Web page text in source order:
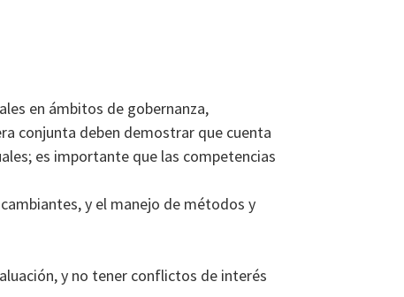
en ámbitos de gobernanza,
conjunta deben demostrar que cuenta
es importante que las competencias
y el manejo de métodos y
y no tener conflictos de interés